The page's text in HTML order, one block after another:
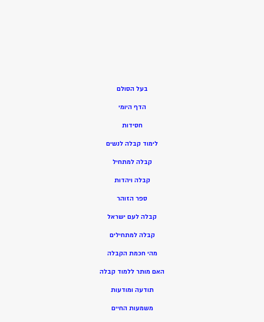
בעל הסולם
הדף היומי
חסידות
לימוד קבלה לנשים
קבלה למתחיל
קבלה ויהדות
ספר הזוהר
קבלה לעם ישראל
קבלה למתחילים
מהי חכמת הקבלה
האם מותר ללמוד קבלה
תודעה ומודעות
משמעות החיים